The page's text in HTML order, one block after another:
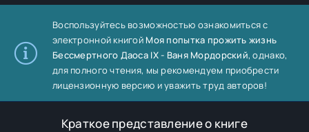
Воспользуйтесь возможностью ознакомиться с
электронной книгой Моя попытка прожить жизнь
Бессмертного Даоса IX - Ваня Мордорский, однако,
для полного чтения, мы рекомендуем приобрести
лицензионную версию и уважить труд авторов!
Краткое представление о книге